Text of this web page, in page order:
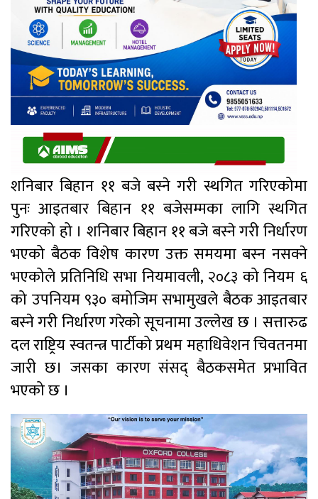
शनिबार बिहान ११ बजे बस्ने गरी स्थगित गरिएकोमा
पुनः आइतबार बिहान ११ बजेसम्मका लागि स्थगित
गरिएको हो । शनिबार बिहान ११ बजे बस्ने गरी निर्धारण
भएको बैठक विशेष कारण उक्त समयमा बस्न नसक्ने
भएकोले प्रतिनिधि सभा नियमावली, २०८३ को नियम ६
को उपनियम ९३० बमोजिम सभामुखले बैठक आइतबार
बस्ने गरी निर्धारण गरेको सूचनामा उल्लेख छ । सत्तारुढ
दल राष्ट्रिय स्वतन्त्र पार्टीको प्रथम महाधिवेशन चिवतनमा
जारी छ। जसका कारण संसद् बैठकसमेत प्रभावित
भएको छ ।